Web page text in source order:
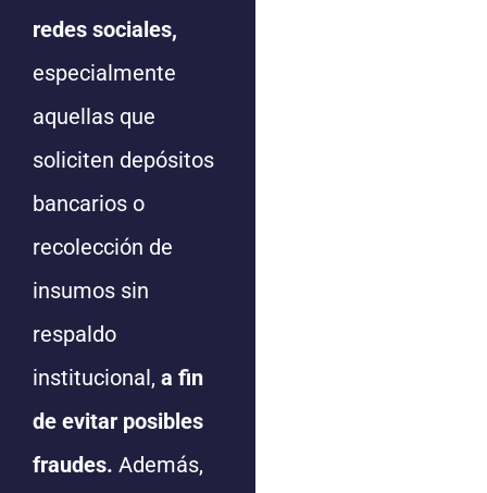
redes sociales,
especialmente
aquellas que
soliciten depósitos
bancarios o
recolección de
insumos sin
respaldo
institucional, a fin
de evitar posibles
fraudes. Además,